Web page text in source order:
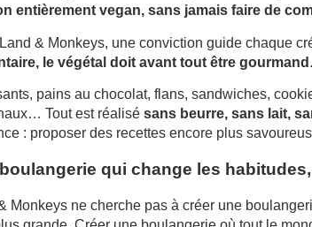
entièrement vegan, sans jamais faire de
& Monkeys, une conviction guide chaque
le végétal doit avant tout être gourmand .
pains au chocolat, flans, sandwiches,
Tout est réalisé sans beurre, sans lait,
: proposer des recettes encore plus
qui change les
Monkeys ne cherche pas à créer une